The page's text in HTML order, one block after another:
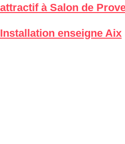
attractif à Salon de
Installation enseigne Aix